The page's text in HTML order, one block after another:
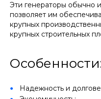
Эти генераторы обычно
позволяет им
крупных
крупных строительных
Надежность и